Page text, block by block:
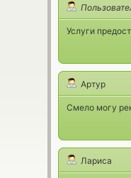
Услуги
Артур
Смело могу
Лариса